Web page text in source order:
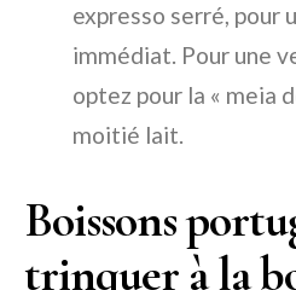
expresso serré, pour
immédiat. Pour une
optez pour la « meia
moitié lait.
Boissons
trinquer à la